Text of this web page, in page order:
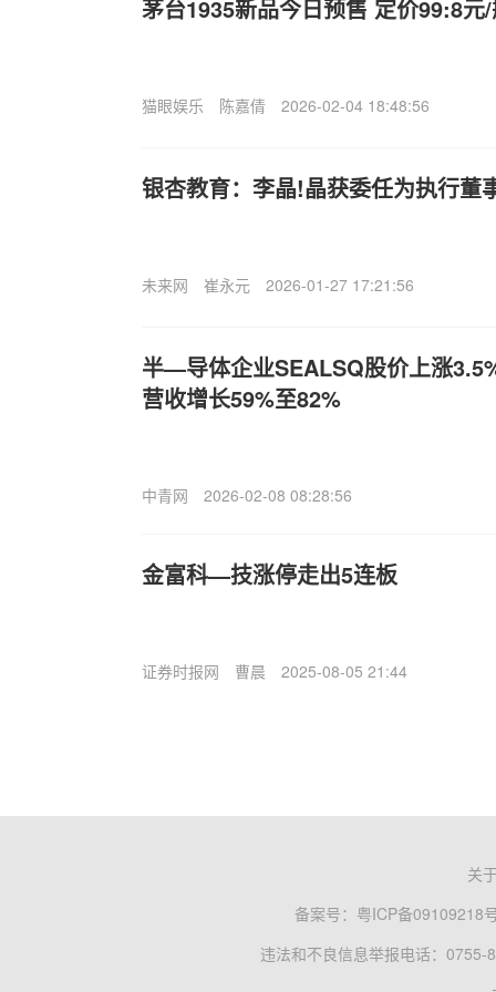
茅台1935新品今日预售 定价99:8
猫眼娱乐 陈嘉倩 2026-02-04 18:48:56
银杏教育：李晶!晶获委任为执行董
未来网 崔永元 2026-01-27 17:21:56
半—导体企业SEALSQ股价上涨
营收增长59%至82%
中青网 2026-02-08 08:28:56
金富科—技涨停走出5连板
证券时报网 曹晨 2025-08-05 21:44
关
备案号： 粤ICP备09109218
违法和不良信息举报电话：0755-